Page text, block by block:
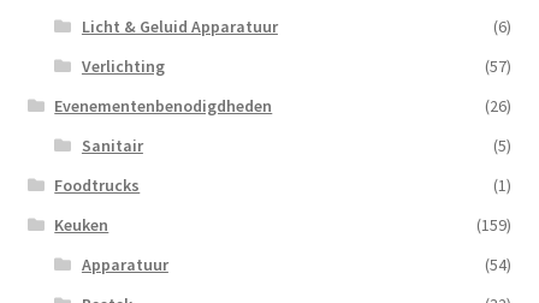
Licht & Geluid Apparatuur
(6)
Verlichting
(57)
Evenementenbenodigdheden
(26)
Sanitair
(5)
Foodtrucks
(1)
Keuken
(159)
Apparatuur
(54)